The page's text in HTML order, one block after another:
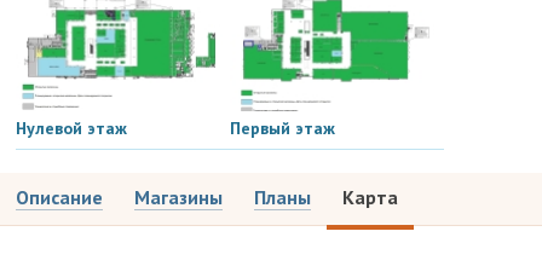
Нулевой этаж Первый этаж
Описание Магазины Планы Карта